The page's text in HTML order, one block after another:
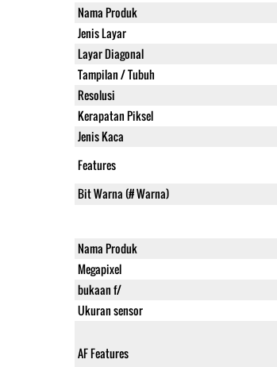
Nama Produk
Jenis Layar
Layar Diagonal
Tampilan / Tubuh
Resolusi
Kerapatan Piksel
Jenis Kaca
Features
Bit Warna (# Warna)
Nama Produk
Megapixel
bukaan f/
Ukuran sensor
AF Features